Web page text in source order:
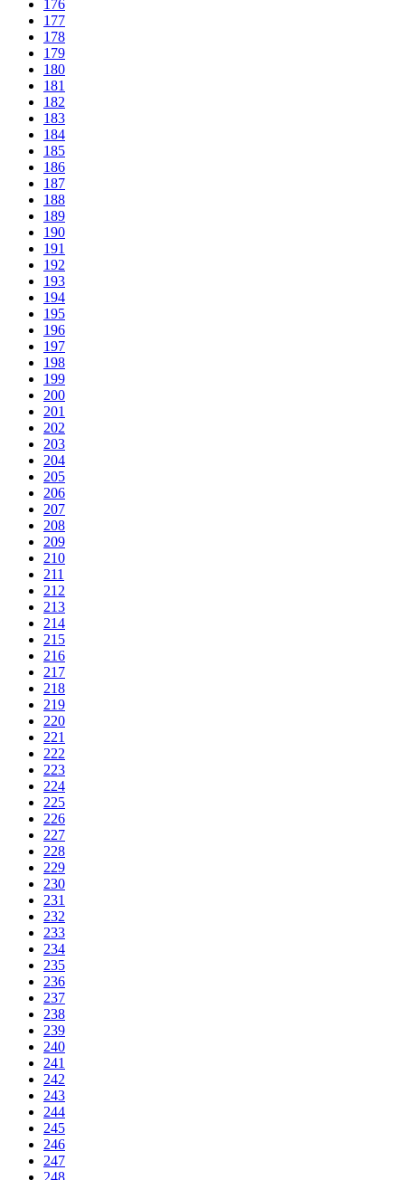
176
177
178
179
180
181
182
183
184
185
186
187
188
189
190
191
192
193
194
195
196
197
198
199
200
201
202
203
204
205
206
207
208
209
210
211
212
213
214
215
216
217
218
219
220
221
222
223
224
225
226
227
228
229
230
231
232
233
234
235
236
237
238
239
240
241
242
243
244
245
246
247